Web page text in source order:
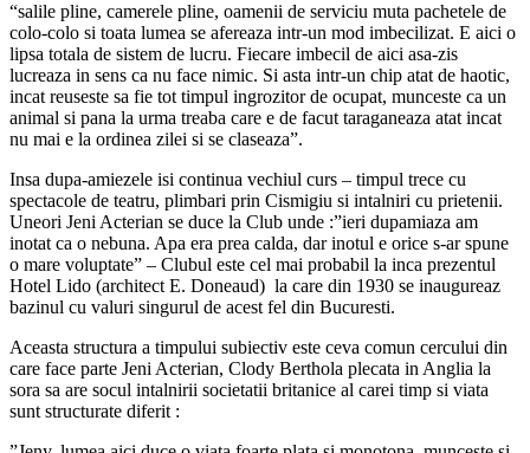
“salile pline, camerele pline, oamenii de serviciu muta pachetele de
colo-colo si toata lumea se afereaza intr-un mod imbecilizat. E aici o
lipsa totala de sistem de lucru. Fiecare imbecil de aici asa-zis
lucreaza in sens ca nu face nimic. Si asta intr-un chip atat de haotic,
incat reuseste sa fie tot timpul ingrozitor de ocupat, munceste ca un
animal si pana la urma treaba care e de facut taraganeaza atat incat
nu mai e la ordinea zilei si se claseaza”.
Insa dupa-amiezele isi continua vechiul curs – timpul trece cu
spectacole de teatru, plimbari prin Cismigiu si intalniri cu prietenii.
Uneori Jeni Acterian se duce la Club unde :”ieri dupamiaza am
inotat ca o nebuna. Apa era prea calda, dar inotul e orice s-ar spune
o mare voluptate” – Clubul este cel mai probabil la inca prezentul
Hotel Lido (architect E. Doneaud) la care din 1930 se inaugureaz
bazinul cu valuri singurul de acest fel din Bucuresti.
Aceasta structura a timpului subiectiv este ceva comun cercului din
care face parte Jeni Acterian, Clody Berthola plecata in Anglia la
sora sa are socul intalnirii societatii britanice al carei timp si viata
sunt structurate diferit :